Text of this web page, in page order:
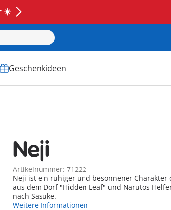
☀️
Geschenkideen
Neji
Artikelnummer: 71222
Neji ist ein ruhiger und besonnener Charakter
aus dem Dorf "Hidden Leaf" und Narutos
nach Sasuke.
Weitere Informationen